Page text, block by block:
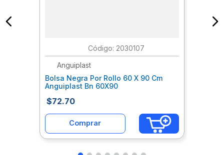
: 2030107
Anguiplast
Bolsa Negra Por Rollo 60 X 90 Cm
Anguiplast Bn 60X90
$72.70
Comprar